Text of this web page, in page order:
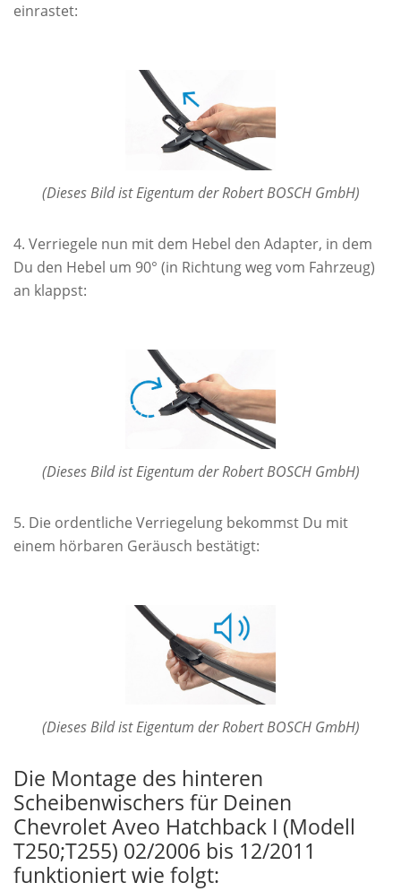
einrastet:
(Dieses Bild ist Eigentum der Robert BOSCH GmbH)
Verriegele nun mit dem Hebel den Adapter, in dem
Du den Hebel um 90° (in Richtung weg vom Fahrzeug)
an klappst:
(Dieses Bild ist Eigentum der Robert BOSCH GmbH)
Die ordentliche Verriegelung bekommst Du mit
einem hörbaren Geräusch bestätigt:
(Dieses Bild ist Eigentum der Robert BOSCH GmbH)
Die Montage des hinteren
Scheibenwischers für Deinen
Chevrolet Aveo Hatchback I (Modell
T250;T255) 02/2006 bis 12/2011
funktioniert wie folgt: